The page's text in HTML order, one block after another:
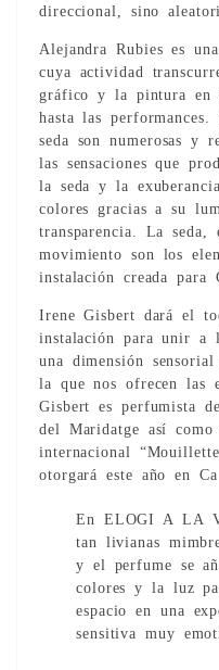
direccional, sino
Alejandra Rubies es
cuya actividad
gráfico y la pintura en
hasta las performances.
seda son numerosas y
las sensaciones que
la seda y la
colores gracias a su
transparencia. La
movimiento son los
instalación creada para
Irene Gisbert dará el
instalación para unir a
una dimensión sensorial
la que nos ofrecen las
Gisbert es perfumista
del Maridatge así
internacional
otorgará este año en
En ELOGI A LA
tan livianas
y el perfume se
colores y la luz
espacio en una
sensitiva muy